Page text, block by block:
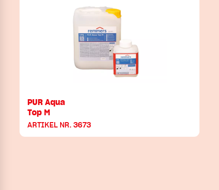
PUR Aqua
Top M
ARTIKEL NR. 3673